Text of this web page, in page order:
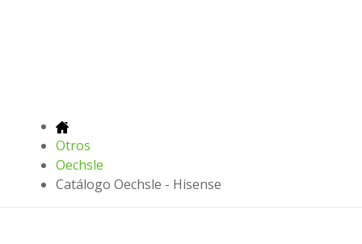
Otros
Oechsle
Catálogo Oechsle - Hisense